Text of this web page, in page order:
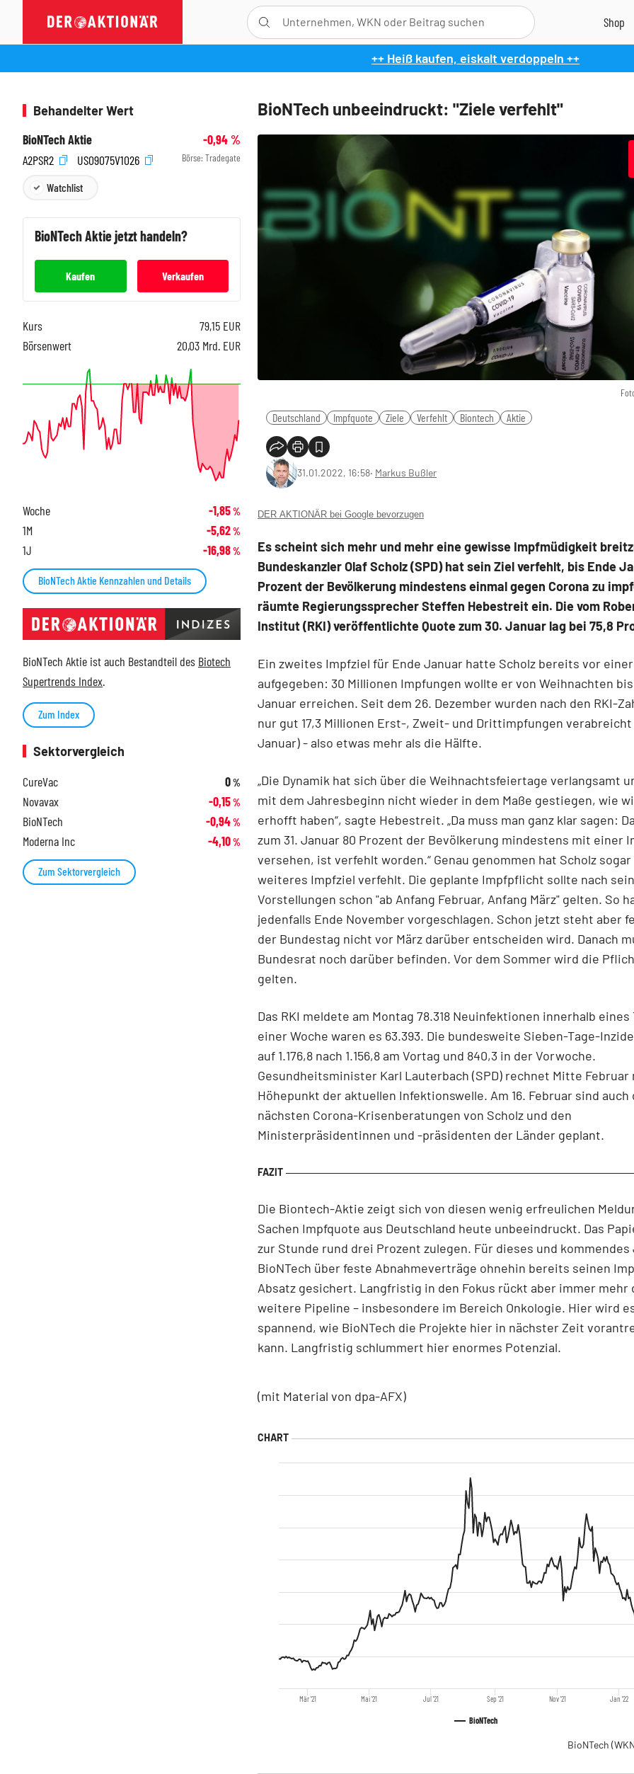
++ Heiß kaufen, eiskalt verdoppeln ++
BioNTech unbeeindruckt: "Ziele verfehlt"
Deutschland Impfquote Ziele Verfehlt Biontech Aktie
31.01.2022, 16:58‧ Markus Bußler
DER AKTIONÄR bei Google bevorzugen
Es scheint sich mehr und mehr eine gewisse Impfmüdigkeit
Bundeskanzler Olaf Scholz (SPD) hat sein Ziel verfehlt, bis Ende
Prozent der Bevölkerung mindestens einmal gegen Corona zu
räumte Regierungssprecher Steffen Hebestreit ein. Die vom
Institut (RKI) veröffentlichte Quote zum 30. Januar lag bei 75,8
Ein zweites Impfziel für Ende Januar hatte Scholz bereits vor
aufgegeben: 30 Millionen Impfungen wollte er von Weihnachten
Januar erreichen. Seit dem 26. Dezember wurden nach den RKI-
nur gut 17,3 Millionen Erst-, Zweit- und Drittimpfungen verabreicht
Januar) - also etwas mehr als die Hälfte.
„Die Dynamik hat sich über die Weihnachtsfeiertage verlangsamt
mit dem Jahresbeginn nicht wieder in dem Maße gestiegen, wie
erhofft haben“, sagte Hebestreit. „Da muss man ganz klar sagen:
zum 31. Januar 80 Prozent der Bevölkerung mindestens mit einer
versehen, ist verfehlt worden.“ Genau genommen hat Scholz
weiteres Impfziel verfehlt. Die geplante Impfpflicht sollte nach
Vorstellungen schon "ab Anfang Februar, Anfang März" gelten. So
jedenfalls Ende November vorgeschlagen. Schon jetzt steht aber
der Bundestag nicht vor März darüber entscheiden wird. Danach
Bundesrat noch darüber befinden. Vor dem Sommer wird die
gelten.
Das RKI meldete am Montag 78.318 Neuinfektionen innerhalb eines
einer Woche waren es 63.393. Die bundesweite Sieben-Tage-
auf 1.176,8 nach 1.156,8 am Vortag und 840,3 in der Vorwoche.
Gesundheitsminister Karl Lauterbach (SPD) rechnet Mitte Februar
Höhepunkt der aktuellen Infektionswelle. Am 16. Februar sind auch
nächsten Corona-Krisenberatungen von Scholz und den
Ministerpräsidentinnen und -präsidenten der Länder geplant.
Die Biontech-Aktie zeigt sich von diesen wenig erfreulichen
Sachen Impfquote aus Deutschland heute unbeeindruckt. Das
zur Stunde rund drei Prozent zulegen. Für dieses und kommendes
BioNTech über feste Abnahmeverträge ohnehin bereits seinen
Absatz gesichert. Langfristig in den Fokus rückt aber immer mehr
weitere Pipeline – insbesondere im Bereich Onkologie. Hier wird
spannend, wie BioNTech die Projekte hier in nächster Zeit
kann. Langfristig schlummert hier enormes Potenzial.
(mit Material von dpa-AFX)
BioNTech
Mär '21 Mai '21 Jul '21 Sep '21 Nov '21 Jan '22
BioNTech
Behandelter Wert
BioNTech Aktie
-0,94%
A2PSR2
US09075V1026 Börse: Tradegate
Watchlist
BioNTechAktie jetzt handeln?
Kaufen Verkaufen
Kurs 79,15 EUR
Börsenwert
20,03 Mrd. EUR
Woche -1,85%
1M -5,62%
1J -16,98%
BioNTech Aktie Kennzahlen und Details
BioNTech Aktie ist auch Bestandteil des Biotech
Supertrends Index.
Zum Index
Sektorvergleich
CureVac
0%
Novavax -0,15%
BioNTech -0,94%
Moderna Inc -4,10%
Zum Sektorvergleich